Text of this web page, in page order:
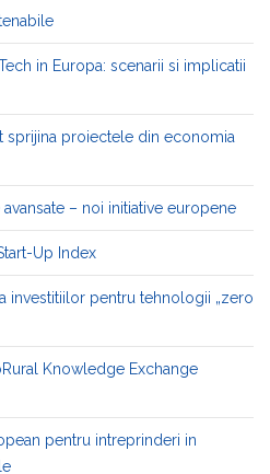
in Europa: scenarii si implicatii
sprijina proiectele din economia
– noi initiative europene
Up Index
investitiilor pentru tehnologii „zero
Knowledge Exchange
pentru intreprinderi in